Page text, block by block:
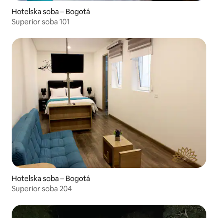
Hotelska soba – Bogotá
Superior soba 101
Hotelska soba – Bogotá
Superior soba 204